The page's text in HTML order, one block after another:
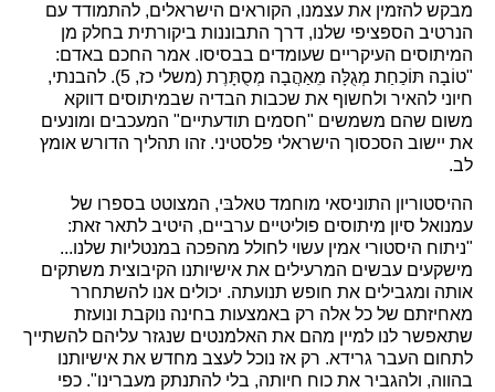
מבקש להזמין את עצמנו, הקוראים הישראלים, להתמודד עם
הנרטיב הספּציפי שלנו, דרך התבוננות ביקורתית בחלק מן
המיתוסים העיקריים שעומדים בבסיסו. אמר החכם באדם:
"טוֹבָה תּוֹכַחַת מְגֻלָּה מֵאַהֲבָה מְסֻתָּרֶת (משלי כז, 5). להבנתי,
חיוני להאיר ולחשוף את שכבות הבדיה שבמיתוסים דווקא
משום שהם משמשים "חסמים תודעתיים" המעכבים ומונעים
את יישוב הסכסוך הישראלי פלסטיני. זהו תהליך הדורש אומץ
לב.
ההיסטוריון התוניסאי מוחמד טאלבּי, המצוטט בספרו של
עמנואל סיון מיתוסים פוליטיים ערביים, היטיב לתאר זאת:
"ניתוח היסטורי אמין עשוי לחולל מהפכה במנטליות שלנו...
מישקעים עבשים המרעילים את אישיותנו הקיבוצית משתקים
אותה ומגבילים את חופש תנועתה. יכולים אנו להשתחרר
מאחיזתם של כל אלה רק באמצעות בחינה נוקבת ונועזת
שתאפשר לנו למיין מהם את האלמנטים שנגזר עליהם להשתייך
לתחום העבר גרידא. רק אז נוכל לעצב מחדש את אישיותנו
בהווה, ולהגביר את כוח חיותה, בלי להתנתק מעברינו". כפי